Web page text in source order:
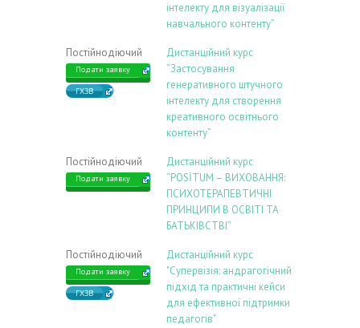
інтелекту для візуалізації
навчального контенту”
Постійнодіючий
Подати заявку
ГХЗВ
Дистанційний курс
“Застосування
генеративного штучного
інтелекту для створення
креативного освітнього
контенту”
Постійнодіючий
Подати заявку
Дистанційний курс
“POSİTUM – ВИХОВАННЯ:
ПСИХОТЕРАПЕВТИЧНІ
ПРИНЦИПИ В ОСВІТІ ТА
БАТЬКІВСТВІ”
Постійнодіючий
Подати заявку
ГХЗВ
Дистанційний курс
"Супервізія: андрагогічний
підхід та практичні кейси
для ефективної підтримки
педагогів"